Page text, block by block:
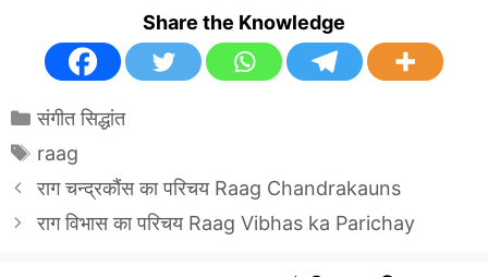
Share the Knowledge
Categories
संगीत सिद्धांत
Tags
raag
राग चन्द्रकौंस का परिचय Raag Chandrakauns
राग विभास का परिचय Raag Vibhas ka Parichay